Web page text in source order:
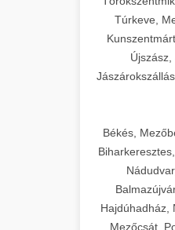
Túrkeve,
Újszász,
Békés,
Hajdúhadház,
Mezőcsát,